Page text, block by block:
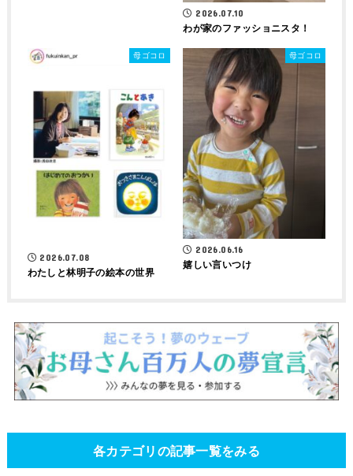
2026.07.10
わが家のファッショニスタ！
母ゴコロ
2026.07.08
わたしと林明子の絵本の世界
母ゴコロ
2026.06.16
嬉しい言いつけ
各カテゴリの記事一覧をみる